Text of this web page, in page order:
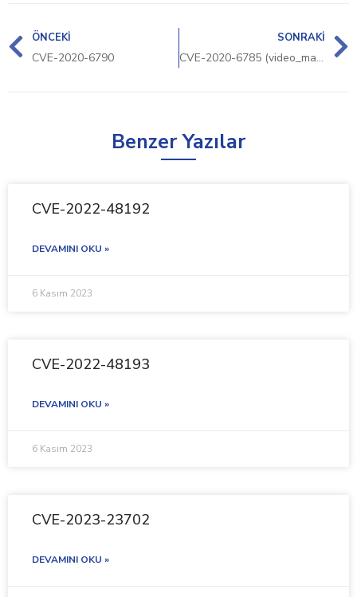
ÖNCEKI
CVE-2020-6790
SONRAKI
CVE-2020-6785 (video_management_system, video_management_system_viewer)
Benzer Yazılar
CVE-2022-48192
DEVAMINI OKU »
6 Kasım 2023
CVE-2022-48193
DEVAMINI OKU »
6 Kasım 2023
CVE-2023-23702
DEVAMINI OKU »